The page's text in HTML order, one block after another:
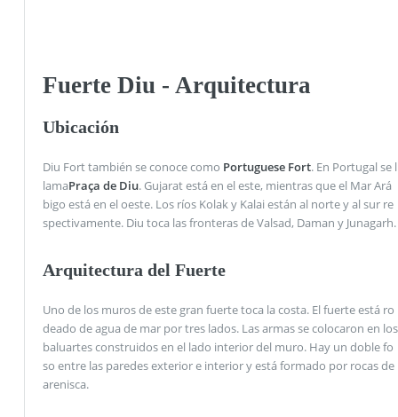
Fuerte Diu - Arquitectura
Ubicación
Diu Fort también se conoce como Portuguese Fort. En Portugal se l
lamaPraça de Diu. Gujarat está en el este, mientras que el Mar Ará
bigo está en el oeste. Los ríos Kolak y Kalai están al norte y al sur re
spectivamente. Diu toca las fronteras de Valsad, Daman y Junagarh.
Arquitectura del Fuerte
Uno de los muros de este gran fuerte toca la costa. El fuerte está ro
deado de agua de mar por tres lados. Las armas se colocaron en los
baluartes construidos en el lado interior del muro. Hay un doble fo
so entre las paredes exterior e interior y está formado por rocas de
arenisca.